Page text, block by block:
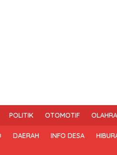
POLITIK OTOMOTIF
DAERAH INFO DESA